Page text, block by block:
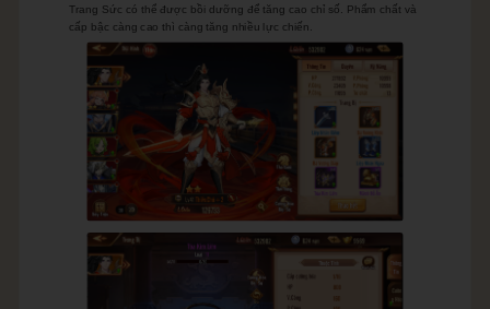
Trang Sức có thể được bồi dưỡng để tăng cao chỉ số. Phẩm chất và
cấp bậc càng cao thì càng tăng nhiều lực chiến.